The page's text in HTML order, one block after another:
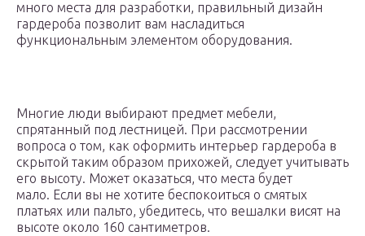
много места для разработки, правильный дизайн
гардероба позволит вам насладиться
функциональным элементом оборудования.
Многие люди выбирают предмет мебели,
спрятанный под лестницей. При рассмотрении
вопроса о том, как оформить интерьер гардероба в
скрытой таким образом прихожей, следует учитывать
его высоту. Может оказаться, что места будет
мало. Если вы не хотите беспокоиться о смятых
платьях или пальто, убедитесь, что вешалки висят на
высоте около 160 сантиметров.